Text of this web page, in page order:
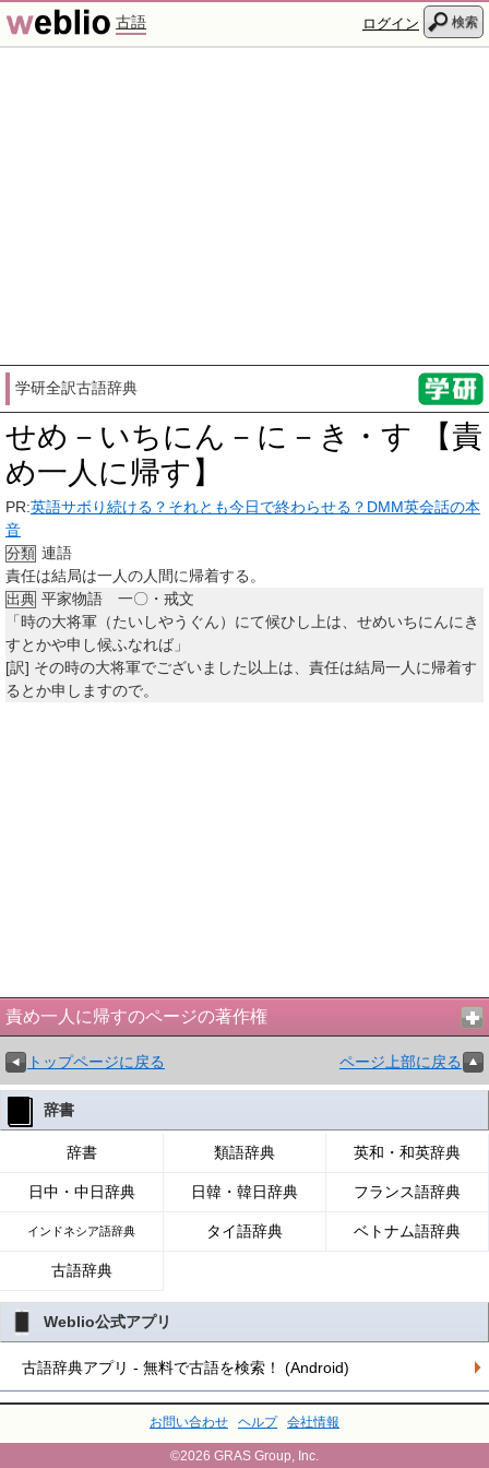
古語 ログイン 検索
学研全訳古語辞典
せめ－いちにん－に－き・す 【責
め一人に帰す】
PR:英語サボり続ける？それとも今日で終わらせる？DMM英会話の本
音
分類 連語
責任は結局は一人の人間に帰着する。
出典 平家物語 一〇・戒文
「時の大将軍（たいしやうぐん）にて候ひし上は、せめいちにんにき
すとかや申し候ふなれば」
[訳] その時の大将軍でございました以上は、責任は結局一人に帰着す
るとか申しますので。
責め一人に帰すのページの著作権
トップページに戻る ページ上部に戻る
辞書
辞書 類語辞典 英和・和英辞典
日中・中日辞典 日韓・韓日辞典 フランス語辞典
インドネシア語辞典 タイ語辞典 ベトナム語辞典
古語辞典
Weblio公式アプリ
古語辞典アプリ - 無料で古語を検索！ (Android)
お問い合わせ ヘルプ 会社情報
©2026 GRAS Group, Inc.